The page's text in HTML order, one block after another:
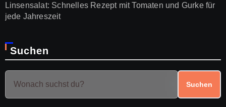
Linsensalat: Schnelles Rezept mit Tomaten und Gurke für
jede Jahreszeit
Suchen
Suchen